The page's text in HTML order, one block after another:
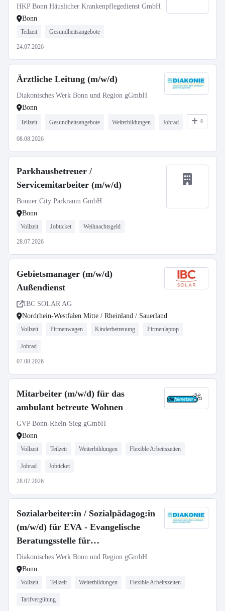
HKP Bonn Häuslicher Krankenpflegedienst GmbH
Bonn
Teilzeit Gesundheitsangebote
24.07.2026
Ärztliche Leitung (m/w/d)
Diakonisches Werk Bonn und Region gGmbH
Bonn
Teilzeit Gesundheitsangebote Weiterbildungen Jobrad 4
08.08.2026
Parkhausbetreuer /
Servicemitarbeiter (m/w/d)
Bonner City Parkraum GmbH
Bonn
Vollzeit Jobticket Weihnachtsgeld
28.07.2026
Gebietsmanager (m/w/d)
Außendienst
IBC SOLAR AG
Nordrhein-Westfalen Mitte / Rheinland / Sauerland
Vollzeit Firmenwagen Kinderbetreuung Firmenlaptop
Jobrad
07.08.2026
Mitarbeiter (m/w/d) für das
ambulant betreute Wohnen
GVP Bonn-Rhein-Sieg gGmbH
Bonn
Vollzeit Teilzeit Weiterbildungen Flexible Arbeitszeiten
Jobrad Jobticket
28.07.2026
Sozialarbeiter:in / Sozialpädagog:in
(m/w/d) für EVA - Evangelische
Beratungsstelle für
Schwangerschaft, Sexualität und
Pränataldiagnostik
Diakonisches Werk Bonn und Region gGmbH
Bonn
Vollzeit Teilzeit Weiterbildungen Flexible Arbeitszeiten
Tarifvergütung